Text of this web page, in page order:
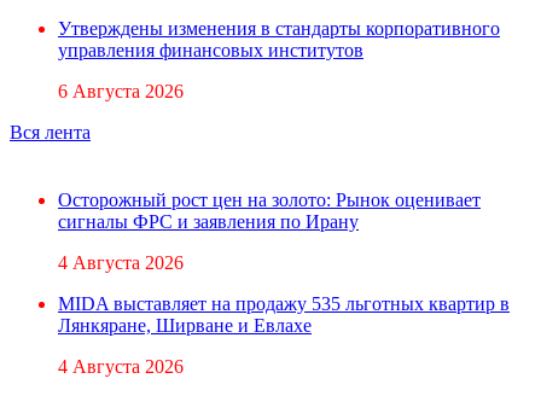
Утверждены изменения в стандарты корпоративного
управления финансовых институтов
6 Августа 2026
Вся лента
Осторожный рост цен на золото: Рынок оценивает
сигналы ФРС и заявления по Ирану
4 Августа 2026
MIDA выставляет на продажу 535 льготных квартир в
Лянкяране, Ширване и Евлахе
4 Августа 2026